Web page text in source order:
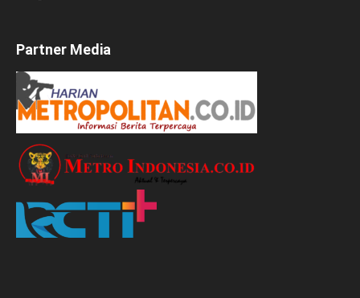
Partner Media